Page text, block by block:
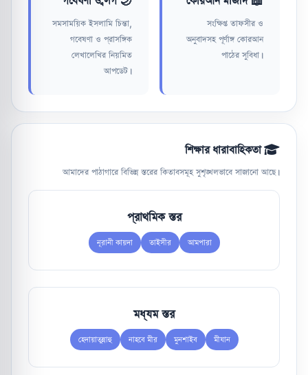
সংক্ষিপ্ত তাফসীর ও
অনুবাদসহ পূর্ণাঙ্গ কোরআন
পাঠের সুবিধা।
সমসাময়িক ইসলামি চিন্তা,
গবেষণা ও প্রাসঙ্গিক
লেখালেখির নিয়মিত
আপডেট।
শিক্ষার ধারাবাহিকতা
আমাদের পাঠাগারে বিভিন্ন স্তরের কিতাবসমূহ সুশৃঙ্খলভাবে সাজানো আছে।
প্রাথমিক স্তর
আমপারা
তাইসীর
নূরানী কায়দা
মধ্যম স্তর
মীযান
মুনশাইব
নাহবে মীর
হেদায়াতুন্নাহু